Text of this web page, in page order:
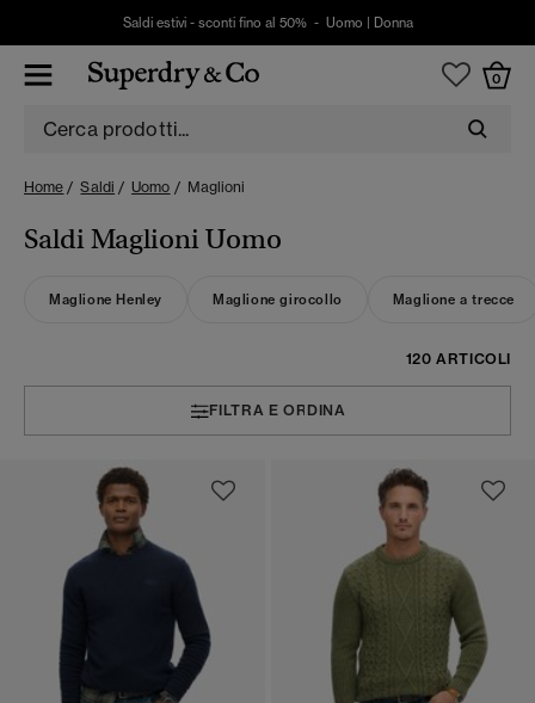
Saldi estivi - sconti fino al 50% - Uomo Donna
0
Home Saldi Uomo Maglioni
Saldi Maglioni Uomo
Maglione Henley Maglione girocollo Maglione a trecce
120 ARTICOLI
FILTRA E ORDINA